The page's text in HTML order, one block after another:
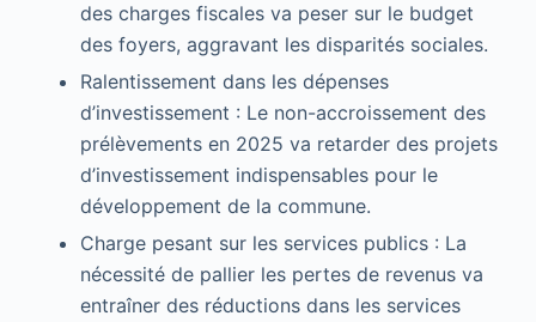
des charges fiscales va peser sur le budget
des foyers, aggravant les disparités sociales.
Ralentissement dans les dépenses
d’investissement : Le non-accroissement des
prélèvements en 2025 va retarder des projets
d’investissement indispensables pour le
développement de la commune.
Charge pesant sur les services publics : La
nécessité de pallier les pertes de revenus va
entraîner des réductions dans les services